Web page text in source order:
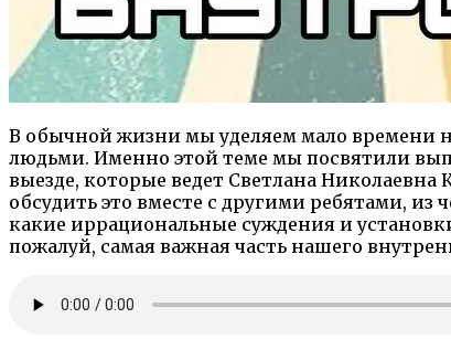
В обычной жизни мы уделяем мало времени
людьми. Именно этой теме мы посвятили
выезде, которые ведет Светлана
обсудить это вместе с другими ребятами,
какие иррациональные суждения и
пожалуй, самая важная часть нашего